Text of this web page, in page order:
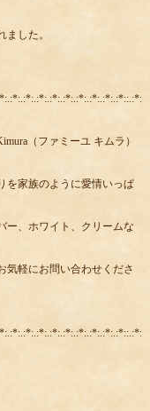
した。
（ファミーユ キムラ）
を家族のように愛情いっぱ
ー、ホワイト、クリームな
気軽にお問い合わせくださ